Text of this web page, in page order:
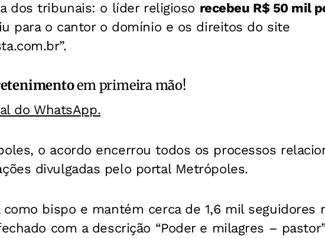
dos tribunais: o líder religioso recebeu R$ 50 mil
para o cantor o domínio e os direitos do site
em primeira mão!
do WhatsApp.
o acordo encerrou todos os processos
divulgadas pelo portal Metrópoles.
como bispo e mantém cerca de 1,6 mil seguidores
com a descrição “Poder e milagres –